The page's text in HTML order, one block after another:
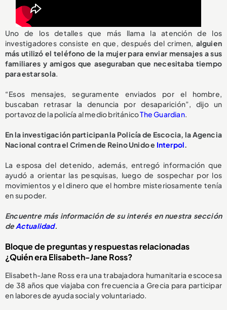
Uno de los detalles que más llama la atención de los
investigadores consiste en que, después del crimen, alguien
más utilizó el teléfono de la mujer para enviar mensajes a sus
familiares y amigos que aseguraban que necesitaba tiempo
para estar sola.
“Esos mensajes, seguramente enviados por el hombre,
buscaban retrasar la denuncia por desaparición”, dijo un
portavoz de la policía al medio británicoThe Guardian.
En la investigación participan la Policía de Escocia, la Agencia
Nacional contra el Crimen de Reino Unido e Interpol.
La esposa del detenido, además, entregó información que
ayudó a orientar las pesquisas, luego de sospechar por los
movimientos y el dinero que el hombre misteriosamente tenía
en su poder.
Encuentre más información de su interés en nuestra sección
deActualidad.
Bloque de preguntas y respuestas relacionadas
¿Quién era Elisabeth-Jane Ross?
Elisabeth-Jane Ross era una trabajadora humanitaria escocesa
de 38 años que viajaba con frecuencia a Grecia para participar
en labores de ayuda social y voluntariado.